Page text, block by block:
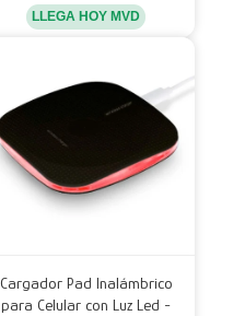
LLEGA HOY MVD
Cargador Pad Inalámbrico
para Celular con Luz Led -